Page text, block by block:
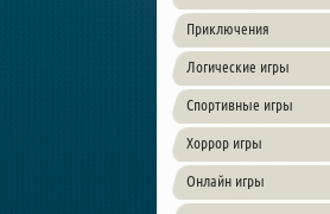
Приключения
Логические игры
Спортивные игры
Хоррор игры
Онлайн игры